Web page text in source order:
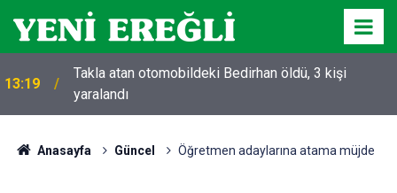
13:19
Takla atan otomobildeki Bedirhan öldü, 3 kişi
yaralandı
Anasayfa Güncel Öğretmen adaylarına atama müjde